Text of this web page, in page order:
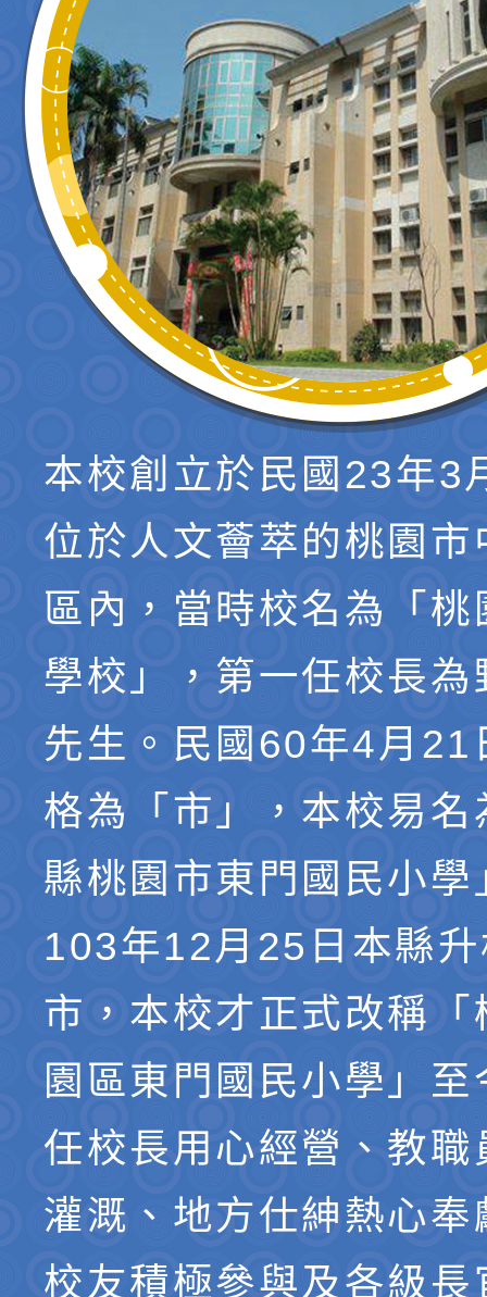
本校創立於民國23年3
位於人文薈萃的桃園市
區內，當時校名為「桃
學校」，第一任校長為
先生。民國60年4月21
格為「市」，本校易名
縣桃園市東門國民小學
103年12月25日本縣
市，本校才正式改稱「
園區東門國民小學」
任校長用心經營、教職
灌溉、地方仕紳熱心奉
校友積極參與及各級長